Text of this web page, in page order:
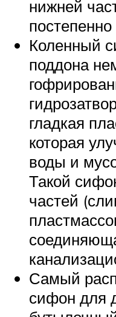
нижней
Коленный
поддона
гладкая
которая
воды и
Такой
частей
Самый
сифон для